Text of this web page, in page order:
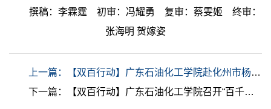
撰稿：李霖霆 初审：冯耀勇 复审：蔡雯姬 终审：
张海明 贺嫁姿
上一篇：【双百行动】广东石油化工学院赴化州市杨梅镇开展“百千万工程”校地共建活动
下一篇：【双百行动】广东石油化工学院召开“百千万工程”推进会